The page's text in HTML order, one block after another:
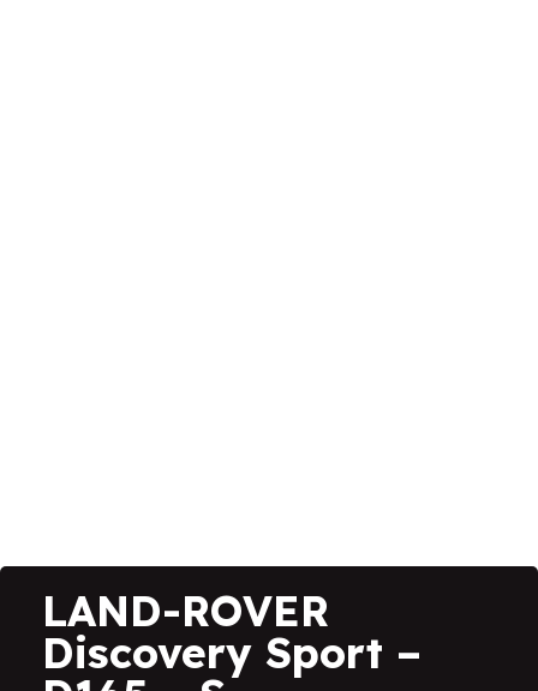
LAND-ROVER
Discovery Sport –